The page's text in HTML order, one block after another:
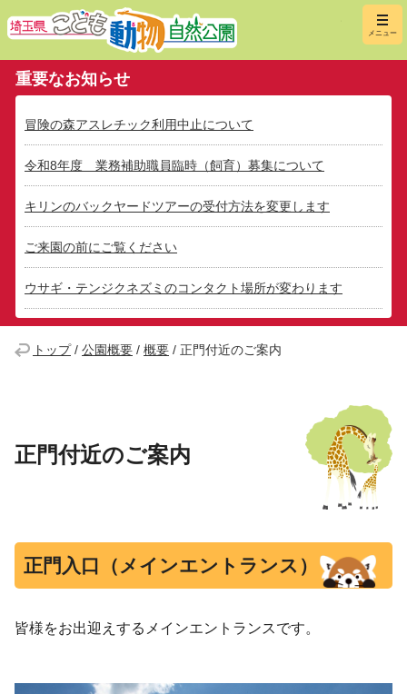
埼玉県
メニュー
重要なお知らせ
冒険の森アスレチック利用中止について
令和8年度 業務補助職員臨時（飼育）募集について
キリンのバックヤードツアーの受付方法を変更します
ご来園の前にご覧ください
ウサギ・テンジクネズミのコンタクト場所が変わります
トップ/ 公園概要 / 概要 / 正門付近のご案内
正門付近のご案内
正門入口（メインエントランス）
皆様をお出迎えするメインエントランスです。